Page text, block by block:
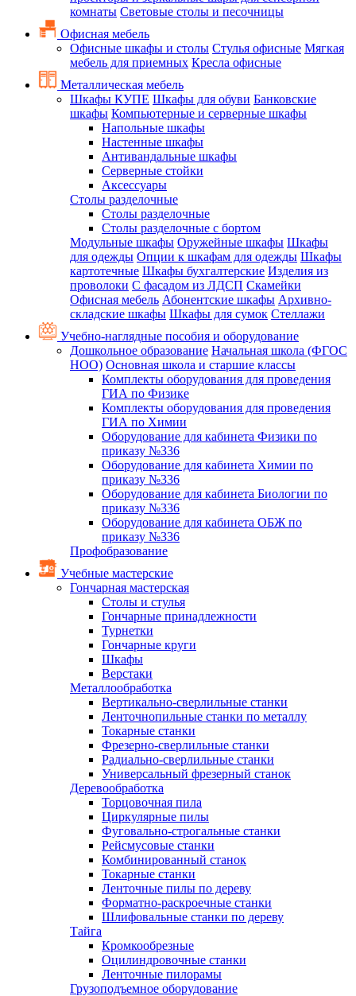
комнаты Световые столы и песочницы
Офисная мебель
Офисные шкафы и столы Стулья офисные Мягкая
мебель для приемных Кресла офисные
Металлическая мебель
Шкафы КУПЕ Шкафы для обуви Банковские
шкафы Компьютерные и серверные шкафы
Напольные шкафы
Настенные шкафы
Антивандальные шкафы
Серверные стойки
Аксессуары
Столы разделочные
Столы разделочные
Столы разделочные с бортом
Модульные шкафы Оружейные шкафы Шкафы
для одежды Опции к шкафам для одежды Шкафы
картотечные Шкафы бухгалтерские Изделия из
проволоки С фасадом из ЛДСП Скамейки
Офисная мебель Абонентские шкафы Архивно-
складские шкафы Шкафы для сумок Стеллажи
Учебно-наглядные пособия и оборудование
Дошкольное образование Начальная школа (ФГОС
НОО) Основная школа и старшие классы
Комплекты оборудования для проведения
ГИА по Физике
Комплекты оборудования для проведения
ГИА по Химии
Оборудование для кабинета Физики по
приказу №336
Оборудование для кабинета Химии по
приказу №336
Оборудование для кабинета Биологии по
приказу №336
Оборудование для кабинета ОБЖ по
приказу №336
Профобразование
Учебные мастерские
Гончарная мастерская
Столы и стулья
Гончарные принадлежности
Турнетки
Гончарные круги
Шкафы
Верстаки
Металлообработка
Вертикально-сверлильные станки
Ленточнопильные станки по металлу
Токарные станки
Фрезерно-сверлильные станки
Радиально-сверлильные станки
Универсальный фрезерный станок
Деревообработка
Торцовочная пила
Циркулярные пилы
Фуговально-строгальные станки
Рейсмусовые станки
Комбинированный станок
Токарные станки
Ленточные пилы по дереву
Форматно-раскроечные станки
Шлифовальные станки по дереву
Тайга
Кромкообрезные
Оцилиндровочные станки
Ленточные пилорамы
Грузоподъемное оборудование